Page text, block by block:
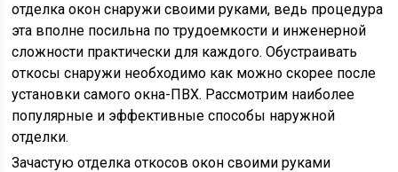
отделка окон снаружи своими руками, ведь процедура
эта вполне посильна по трудоемкости и инженерной
сложности практически для каждого. Обустраивать
откосы снаружи необходимо как можно скорее после
установки самого окна-ПВХ. Рассмотрим наиболее
популярные и эффективные способы наружной
отделки.
Зачастую отделка откосов окон своими руками